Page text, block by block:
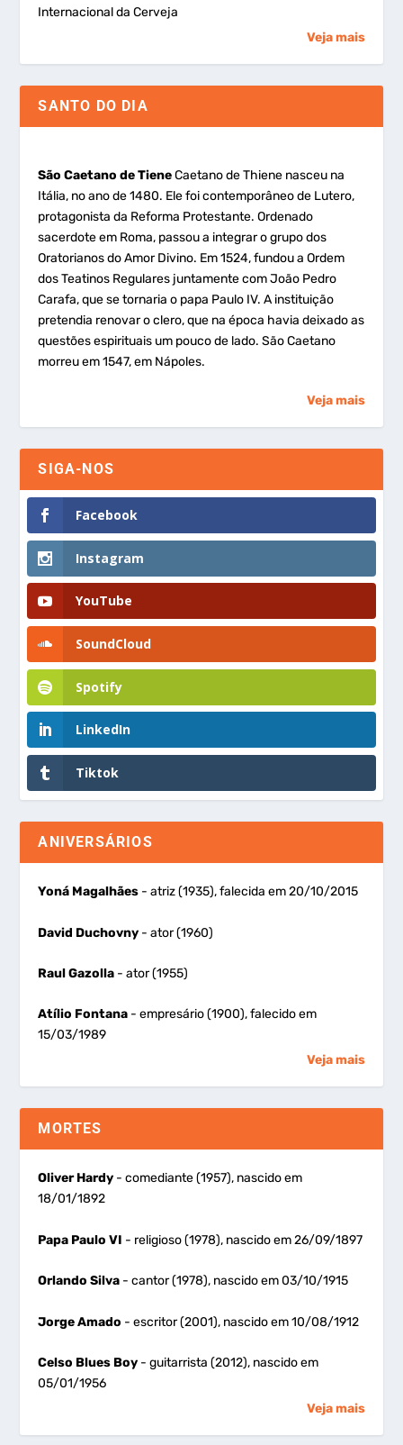
Internacional da Cerveja
Veja mais
SANTO DO DIA
São Caetano de TieneCaetano de Thiene nasceu na
Itália, no ano de 1480. Ele foi contemporâneo de Lutero,
protagonista da Reforma Protestante. Ordenado
sacerdote em Roma, passou a integrar o grupo dos
Oratorianos do Amor Divino. Em 1524, fundou a Ordem
dos Teatinos Regulares juntamente com João Pedro
Carafa, que se tornaria o papa Paulo IV. A instituição
pretendia renovar o clero, que na época havia deixado as
questões espirituais um pouco de lado. São Caetano
morreu em 1547, em Nápoles.
Veja mais
SIGA-NOS
Facebook
Instagram
YouTube
SoundCloud
Spotify
LinkedIn
Tiktok
ANIVERSÁRIOS
Yoná Magalhães - atriz (1935), falecida em 20/10/2015
David Duchovny - ator (1960)
Raul Gazolla - ator (1955)
Atílio Fontana - empresário (1900), falecido em
15/03/1989
Veja mais
MORTES
Oliver Hardy - comediante (1957), nascido em
18/01/1892
Papa Paulo VI - religioso (1978), nascido em 26/09/1897
Orlando Silva - cantor (1978), nascido em 03/10/1915
Jorge Amado - escritor (2001), nascido em 10/08/1912
Celso Blues Boy - guitarrista (2012), nascido em
05/01/1956
Veja mais